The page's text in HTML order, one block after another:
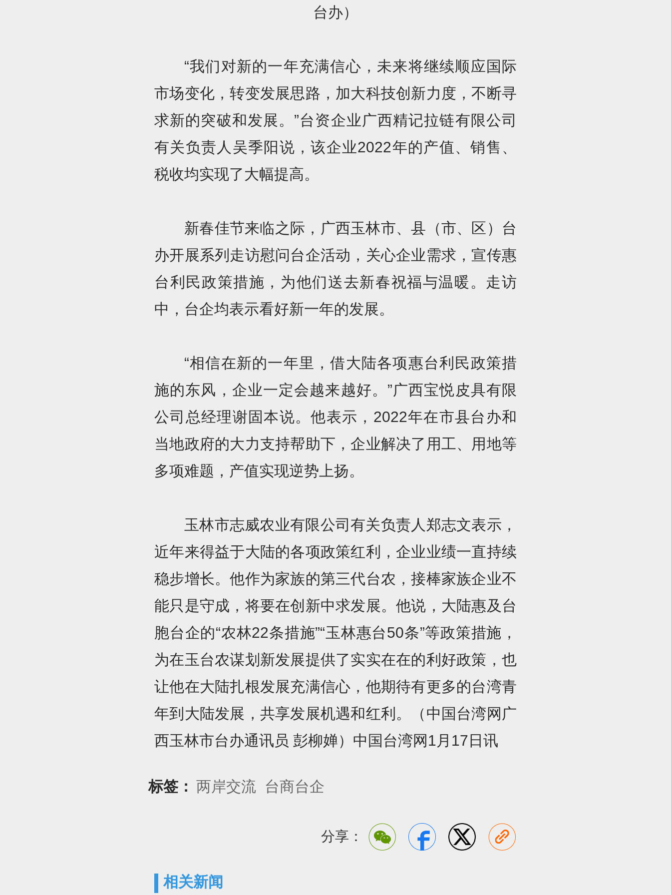
台办）
“我们对新的一年充满信心，未来将继续顺应国际
市场变化，转变发展思路，加大科技创新力度，不断寻
求新的突破和发展。”台资企业广西精记拉链有限公司
有关负责人吴季阳说，该企业2022年的产值、销售、
税收均实现了大幅提高。
新春佳节来临之际，广西玉林市、县（市、区）台
办开展系列走访慰问台企活动，关心企业需求，宣传惠
台利民政策措施，为他们送去新春祝福与温暖。走访
中，台企均表示看好新一年的发展。
“相信在新的一年里，借大陆各项惠台利民政策措
施的东风，企业一定会越来越好。”广西宝悦皮具有限
公司总经理谢固本说。他表示，2022年在市县台办和
当地政府的大力支持帮助下，企业解决了用工、用地等
多项难题，产值实现逆势上扬。
玉林市志威农业有限公司有关负责人郑志文表示，
近年来得益于大陆的各项政策红利，企业业绩一直持续
稳步增长。他作为家族的第三代台农，接棒家族企业不
能只是守成，将要在创新中求发展。他说，大陆惠及台
胞台企的“农林22条措施”“玉林惠台50条”等政策措施，
为在玉台农谋划新发展提供了实实在在的利好政策，也
让他在大陆扎根发展充满信心，他期待有更多的台湾青
年到大陆发展，共享发展机遇和红利。（中国台湾网广
西玉林市台办通讯员 彭柳婵）中国台湾网1月17日讯
标签： 两岸交流 台商台企
分享：
相关新闻